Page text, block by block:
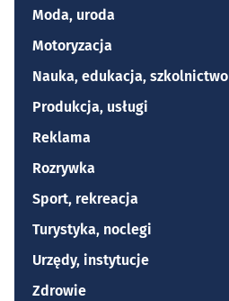
Moda, uroda
Motoryzacja
Nauka, edukacja, szkolnictwo
Produkcja, usługi
Reklama
Rozrywka
Sport, rekreacja
Turystyka, noclegi
Urzędy, instytucje
Zdrowie